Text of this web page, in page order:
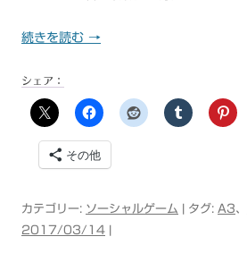
続きを読む →
シェア：
その他
カテゴリー: ソーシャルゲーム | タグ: A3、
2017/03/14